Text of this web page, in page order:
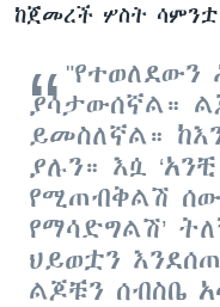
ከጀመረች ሦስት ሳምንቷ
"የተወለደውን
ያሳታውሰኛል።
ይመስለኛል።
ያሉን። እሷ
የሚጠብቅልሽ ሰው
የማሳድግልሽ’
ህይወቷን
ልጆቹን ሰብስቤ